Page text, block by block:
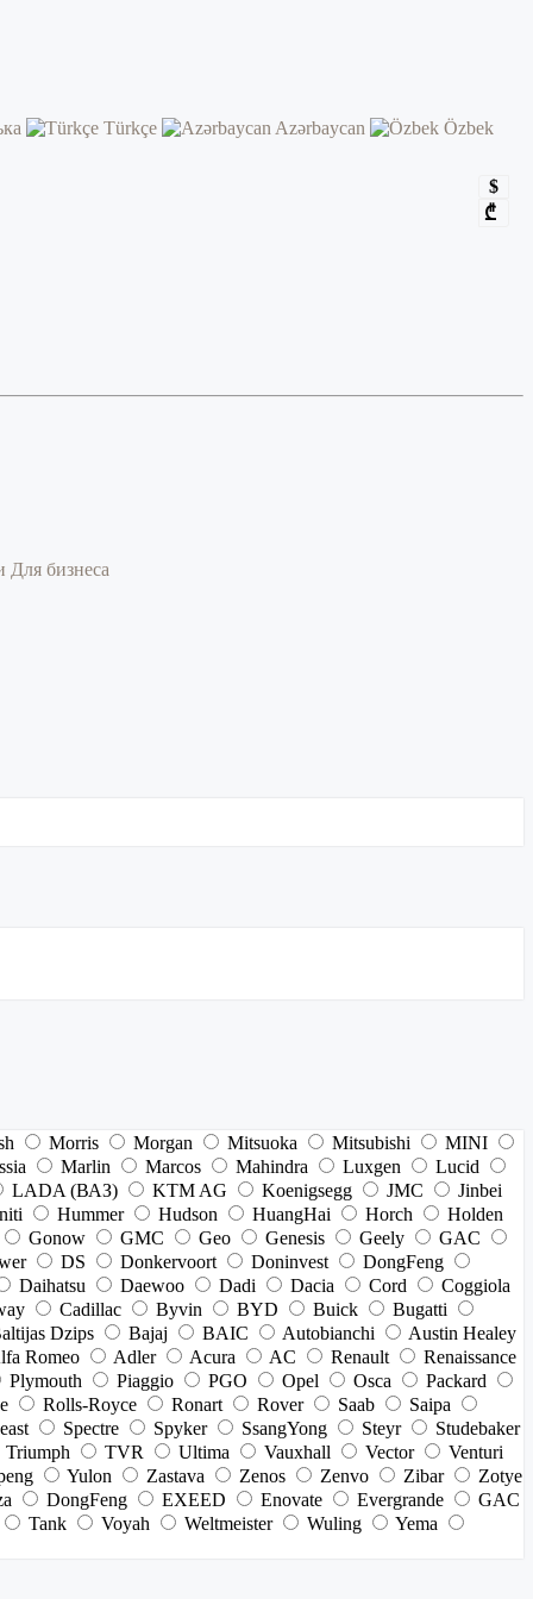
Türkçe Azərbaycan
Özbek
$
₾
Для бизнеса
Morris Morgan Mitsuoka Mitsubishi
MINI
Marlin Marcos Mahindra Luxgen
Lucid
LADA (ВАЗ) KTM AG Koenigsegg JMC
Jinbei
Hummer Hudson HuangHai Horch
Holden
Gonow GMC Geo Genesis Geely
GAC
DS Donkervoort Doninvest
DongFeng
Daihatsu Daewoo Dadi Dacia Cord
Coggiola
Cadillac Byvin BYD Buick
Bugatti
Dzips Bajaj BAIC Autobianchi
Austin Healey
Romeo Adler Acura AC Renault
Renaissance
Plymouth Piaggio PGO Opel Osca
Packard
Rolls-Royce Ronart Rover Saab
Saipa
Spectre Spyker SsangYong Steyr
Studebaker
Triumph TVR Ultima Vauxhall Vector
Venturi
Yulon Zastava Zenos Zenvo Zibar
Zotye
DongFeng EXEED Enovate Evergrande
GAC
Tank Voyah Weltmeister Wuling
Yema